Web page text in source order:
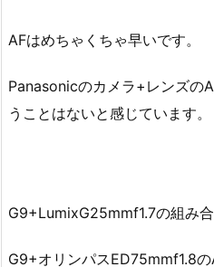
AFはめちゃくちゃ早いです。
Panasonicのカメラ+レンズの
うことはないと感じています。
G9+LumixG25mmf1.7の組み合
G9+オリンパスED75mmf1.8の